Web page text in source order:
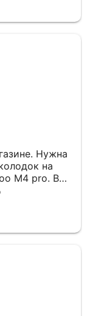
Нужна
на
M4 pro. Всё
в этот